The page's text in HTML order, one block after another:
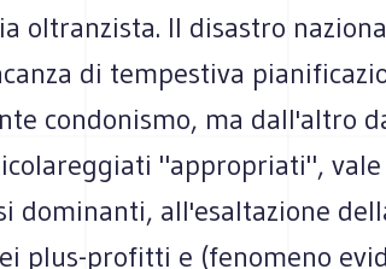
oltranzista. Il disastro
di tempestiva
condonismo, ma dall'altro
"appropriati",
dominanti, all'esaltazione
plus-profitti e (fenomeno